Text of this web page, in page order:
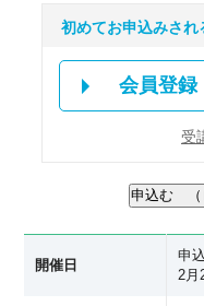
初めてお申込みされ
会員登録
受
開催日
申
2月